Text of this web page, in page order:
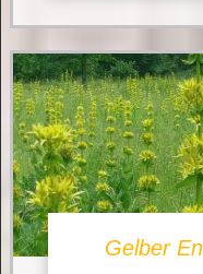
Gelber